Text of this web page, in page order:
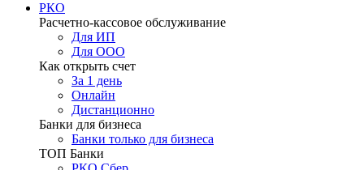
РКО
Расчетно-кассовое обслуживание
Для ИП
Для ООО
Как открыть счет
За 1 день
Онлайн
Дистанционно
Банки для бизнеса
Банки только для бизнеса
ТОП Банки